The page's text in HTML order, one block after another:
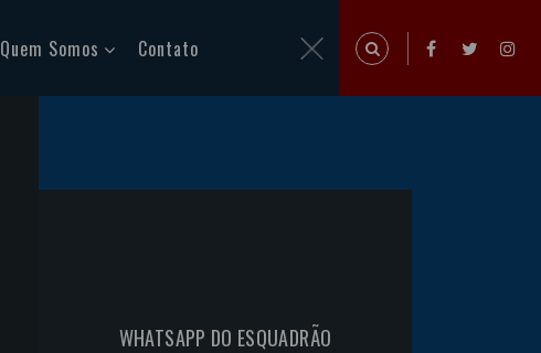
Quem Somos Contato
WHATSAPP DO ESQUADRÃO